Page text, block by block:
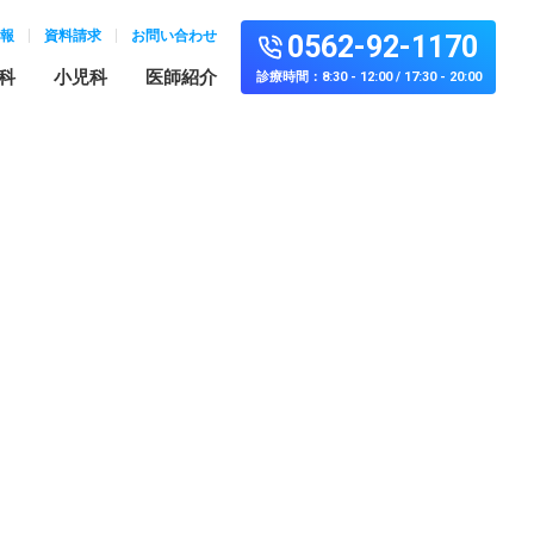
資料請求 お問い合わせ
小児科 医師紹介
0562-92-1170
診療時間：8:30 - 12:00 / 17:30 - 20:00